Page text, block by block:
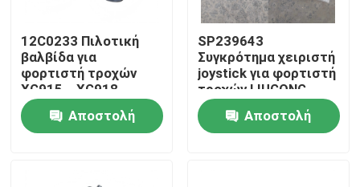
Σπίτι
Προϊόντα
12C0233 Πιλοτική
βαλβίδα για
φορτιστή τροχών
XG915、XG918、
XG932、XG955、
XG962、XG982
Αντικειμή
Αποστολή
SP239643
Συγκρότημα χειριστή
joystick για φορτιστή
τροχών LIUGONG
CLG856H Excavator
CLG920D、
CLG922D、CLG925D
Αποστολή